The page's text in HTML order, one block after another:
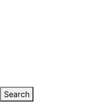
Search